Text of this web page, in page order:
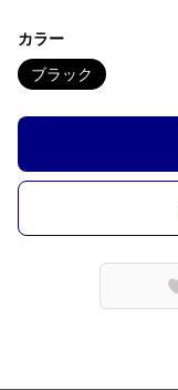
カラー
ブラック